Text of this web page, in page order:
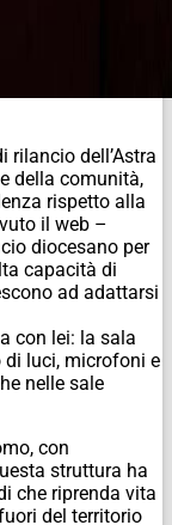
rilancio dell’Astra
della comunità,
rispetto alla
il web –
diocesano per
capacità di
ad adattarsi
con lei: la sala
luci, microfoni e
nelle sale
con
struttura ha
che riprenda vita
del territorio